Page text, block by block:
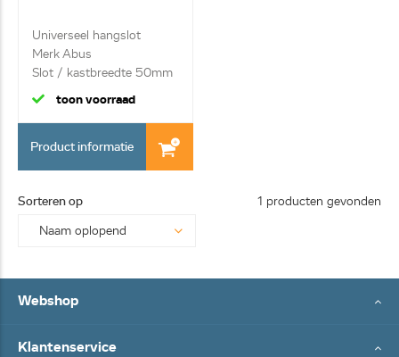
Universeel hangslot
Merk Abus
Slot / kastbreedte 50mm
toon voorraad
Product informatie
Sorteren op 1 producten gevonden
Webshop
Klantenservice